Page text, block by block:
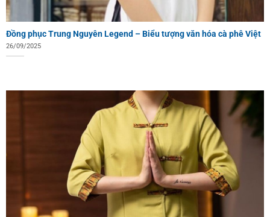
Đồng phục Trung Nguyên Legend – Biểu tượng văn hóa cà phê Việt
26/09/2025